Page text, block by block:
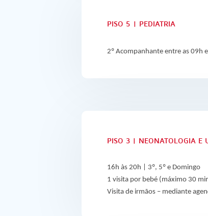
PISO 5 | PEDIATRIA
2º Acompanhante entre as 09h
PISO 3 | NEONATOLOGIA E
16h às 20h | 3º, 5º e Domingo
1 visita por bebé (máximo 30
Visita de irmãos – mediante